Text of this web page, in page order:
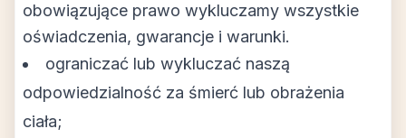
obowiązujące prawo wykluczamy wszystkie
oświadczenia, gwarancje i warunki.
ograniczać lub wykluczać naszą
odpowiedzialność za śmierć lub obrażenia
ciała;